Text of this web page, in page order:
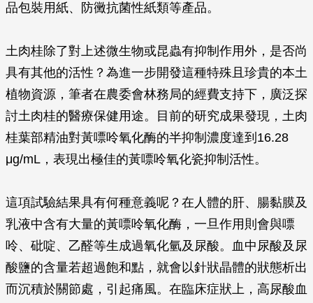
品包裝用紙、防黴抗菌性紙類等產品。
土肉桂除了對上述微生物或昆蟲有抑制作用外，是否尚
具有其他的活性？為進一步開發這種特殊且珍貴的本土
植物資源，筆者在農委會林務局的經費支持下，廣泛探
討土肉桂的醫療保健用途。目前的研究成果發現，土肉
桂葉部精油對黃嘌呤氧化酶的半抑制濃度達到16.28
μg/mL，表現出極佳的黃嘌呤氧化瓷抑制活性。
這項試驗結果具有何種意義呢？在人體的肝、腸黏膜及
乳液中含有大量的黃嘌呤氧化酶，一旦作用則會與嘌
呤、砒啶、乙醛等生成過氧化氫及尿酸。血中尿酸及尿
酸鹽的含量若超過飽和點，就會以針狀晶體的狀態析出
而沉積於關節處，引起痛風。在臨床症狀上，高尿酸血